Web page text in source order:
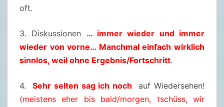
L
E
R
2
1
oft.
3. Diskussionen … immer wieder und immer
wieder von vorne… Manchmal einfach wirklich
sinnlos, weil ohne Ergebnis/Fortschritt.
4.Sehr selten sag ich noch auf Wiedersehen!
(meistens eher bis bald/morgen, tschüss, wir